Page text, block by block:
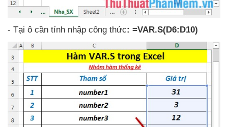
- Tại ô cần tính nhập công thức: =VAR.S(D6:D10)